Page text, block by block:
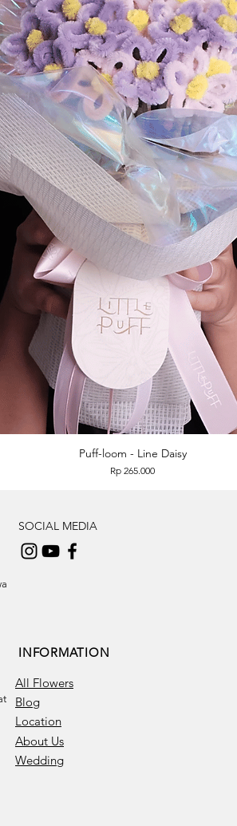
Quick View
Puff-loom - Line Daisy
Price
Rp 265.000
SOCIAL MEDIA
INFORMATION
All Flowers
Blog
Location
About Us
Wedding